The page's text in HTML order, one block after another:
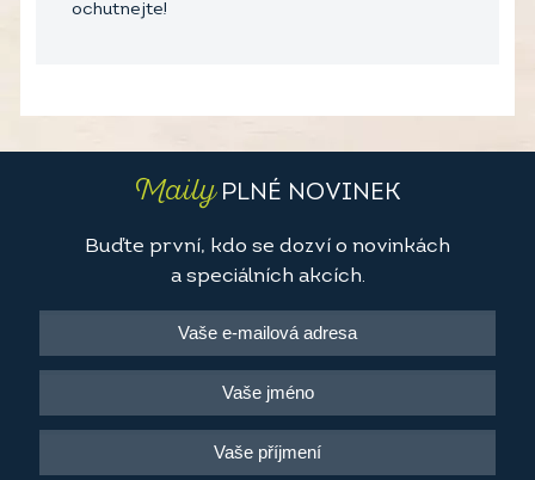
ochutnejte!
MailyPLNÉ NOVINEK
Buďte první, kdo se dozví o novinkách
a speciálních akcích.